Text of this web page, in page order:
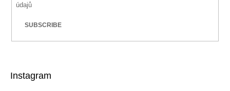
údajů
SUBSCRIBE
Instagram